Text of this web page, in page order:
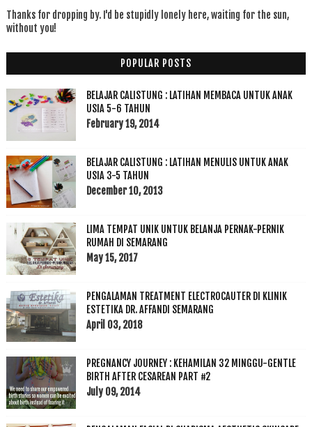
Thanks for dropping by. I'd be stupidly lonely here, waiting for the sun,
without you!
POPULAR POSTS
BELAJAR CALISTUNG : LATIHAN MEMBACA UNTUK ANAK
USIA 5-6 TAHUN
February 19, 2014
BELAJAR CALISTUNG : LATIHAN MENULIS UNTUK ANAK
USIA 3-5 TAHUN
December 10, 2013
LIMA TEMPAT UNIK UNTUK BELANJA PERNAK-PERNIK
RUMAH DI SEMARANG
May 15, 2017
PENGALAMAN TREATMENT ELECTROCAUTER DI KLINIK
ESTETIKA DR. AFFANDI SEMARANG
April 03, 2018
PREGNANCY JOURNEY : KEHAMILAN 32 MINGGU-GENTLE
BIRTH AFTER CESAREAN PART #2
July 09, 2014